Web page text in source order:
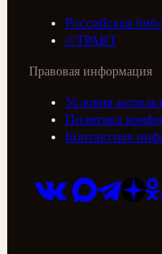
Российская
///ТРАКТ
Правовая информация
Условия
Политика
Контактная